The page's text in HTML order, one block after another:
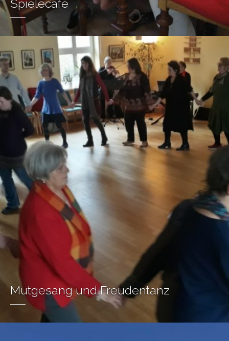
Spielecafé
Mutgesang und Freudentanz